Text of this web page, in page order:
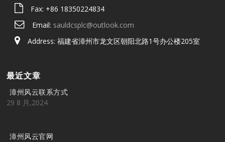
Fax: +86 18350224834
Email: sauldcsplc@outlook.com
Address: 福建省漳州市龙文区朝阳北路1号办公楼205室
最近文章
漳州风云联系方式
29 8 月,2024
漳州风云官网